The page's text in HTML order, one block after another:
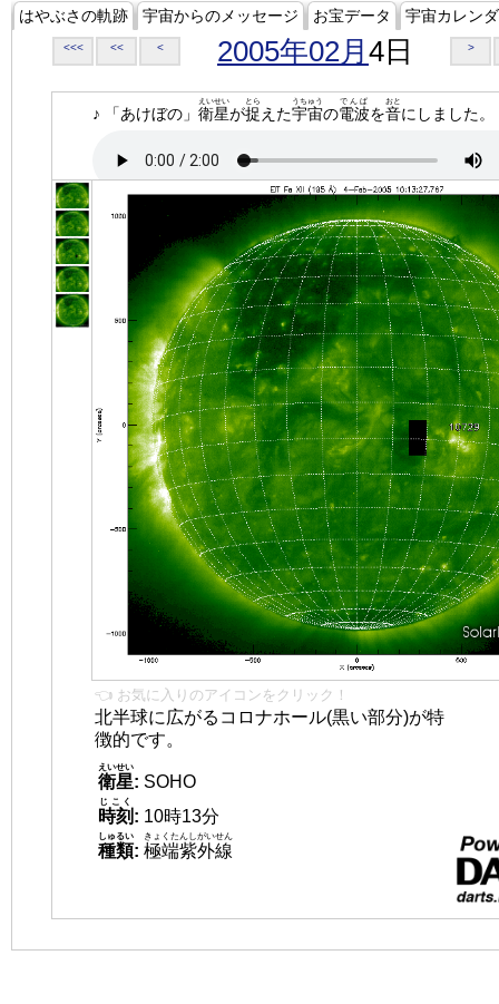
はやぶさの軌跡 宇宙からのメッセージ お宝データ 宇宙カレン
<<< << < 2005年02月 4日 >
♪ 「あけぼの」 衛星
えいせい
が捉
とら
えた宇宙
うちゅう
の電波
でんぱ
を音
おと
にしました。
👈 お気に入りのアイコンをクリック！
北半球に広がるコロナホール(黒い部分)が特
徴的です。
衛星
えいせい
: SOHO
時刻
じこく
: 10時13分
種類
しゅるい
: 極端紫外線
きょくたんしがいせん